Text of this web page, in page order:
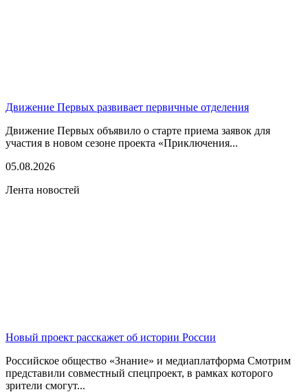
Движение Первых развивает первичные отделения
Движение Первых объявило о старте приема заявок для
участия в новом сезоне проекта «Приключения...
05.08.2026
Лента новостей
Новый проект расскажет об истории России
Российское общество «Знание» и медиаплатформа Смотрим
представили совместный спецпроект, в рамках которого
зрители смогут...